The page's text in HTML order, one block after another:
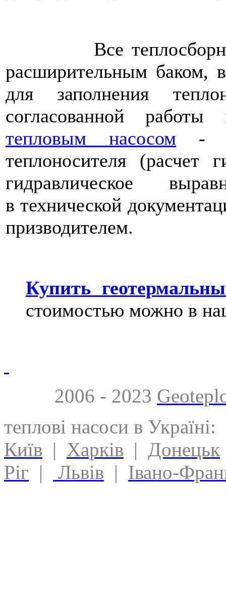
Все теплосборники
расширительным баком,
для заполнения
согласованной
тепловым насосом-
теплоносителя (расчет
гидравлическое
в технической
призводителем.
Купить
стоимостью можно в
2006 - 2023
теплові насоси в Україні:
Київ | Харків | Донецьк
Ріг | Львів | Івано-